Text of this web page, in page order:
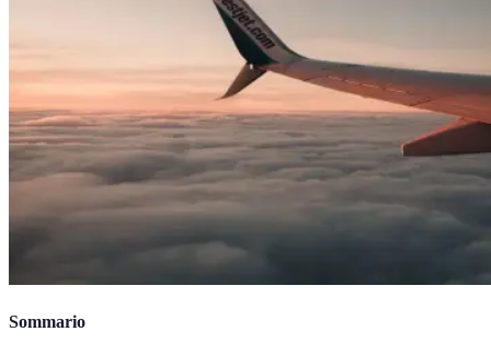
Sommario